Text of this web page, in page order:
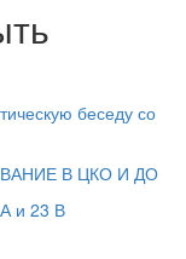
беседу со
В ЦКО И ДО
и 23 В